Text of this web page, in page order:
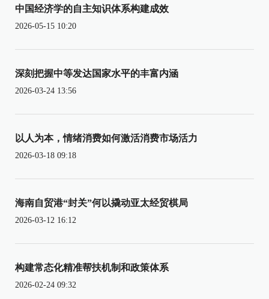
中国经济学的自主知识体系构建成效
2026-05-15 10:20
深刻把握中等发达国家水平的丰富内涵
2026-03-24 13:56
以人为本，情绪消费如何激活消费市场活力
2026-03-18 09:18
海南自贸港“封关”何以撬动亚太经贸棋局
2026-03-12 16:12
构建常态化精准帮扶机制和政策体系
2026-02-24 09:32